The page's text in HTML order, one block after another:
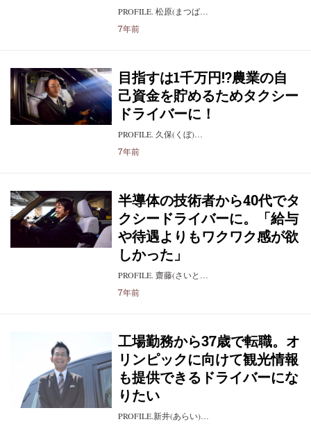
PROFILE. 松原(まつば…
7年前
目指すは1千万円!?農業の自
己資金を貯めるためタクシー
ドライバーに！
PROFILE. 久保(くぼ)…
7年前
半導体の技術者から40代でタ
クシードライバーに。「給与
や待遇よりもワクワク感が欲
しかった」
PROFILE. 齋藤(さいと…
7年前
工場勤務から37歳で転職。オ
リンピックに向けて観光情報
も提供できるドライバーにな
りたい
PROFILE.新井(あらい)…